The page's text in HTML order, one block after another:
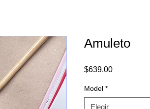
Amuleto
$639.00Precio
Model *
Elegir